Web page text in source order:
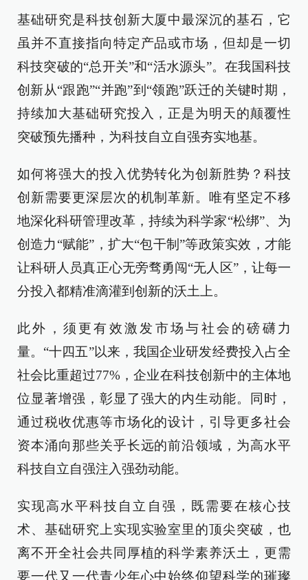
基础研究是科技创新大厦中最深沉的基石，它
虽并不直接指向特定产品或市场，但却是一切
科技突破的“总开关”和“活水源头”。在我国科技
创新从“跟跑”“并跑”到“领跑”跃迁的关键时期，
持续加大基础研究投入，正是为明天的颠覆性
突破预先播种，为科技自立自强夯实地基。
如何将强大的投入优势转化为创新胜势？科技
创新需要更深层次的机制革新。唯有坚定不移
地深化科研管理改革，持续为科学家“松绑”、为
创造力“赋能”，扩大“包干制”等政策实效，才能
让科研人员真正心无旁骛勇闯“无人区”，让每一
分投入都精准滴灌到创新的沃土上。
此外，须更有效激发市场与社会的磅礴力
量。“十四五”以来，我国企业研发经费投入占全
社会比重超过77%，企业在科技创新中的主体地
位显著增强，彰显了强大的内生动能。同时，
通过税收优惠等市场化的设计，引导更多社会
资本涌向那些关乎长远的前沿领域，为高水平
科技自立自强注入强劲动能。
实现高水平科技自立自强，既需要在核心技
术、基础研究上实现实验室里的顶尖突破，也
离不开全社会共同厚植的科学素养沃土，更需
要一代又一代青少年心中始终仰望科学的璀璨